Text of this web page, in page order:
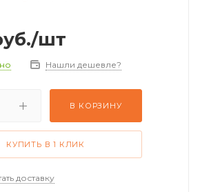
/шт
Нашли дешевле?
В КОРЗИНУ
КУПИТЬ В 1 КЛИК
доставку